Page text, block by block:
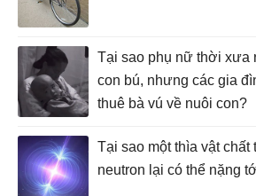
Tại sao phụ nữ thời xưa
con bú, nhưng các gia
thuê bà vú về nuôi con?
Tại sao một thìa vật chất
neutron lại có thể nặng